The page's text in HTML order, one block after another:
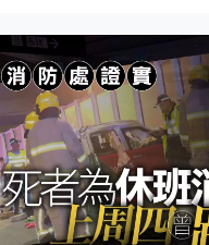
行為）條例》加入第27A條
活動煽惑另一人不投票或投
審庭。 上訴方認為投白票或
而且合法，質疑控罪違憲，
自由權利。終審法院頒下判
官，一致駁回上訴。判詞提
人大2021年修改香港的選
代表性。個人不投票、投白